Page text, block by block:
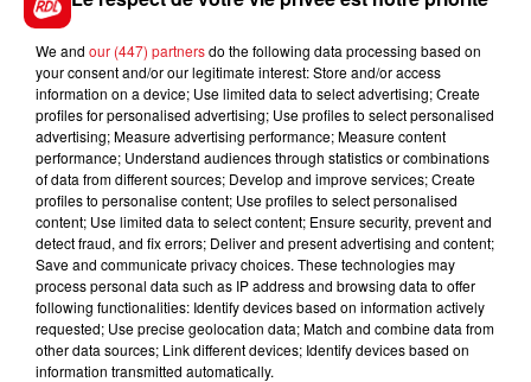
Avec le bon parcours et Raffin, il peut s'imniscer à
l'arrivée.
*********
En direct des pistes :
/
FILS D'ACTUS
We and our (447) partnersdo the following data processing based on
your consent and/or our legitimate interest: Store and/or access
information on a device; Use limited data to select advertising; Create
profiles for personalised advertising; Use profiles to select personalised
advertising; Measure advertising performance; Measure content
performance; Understand audiences through statistics or combinations
of data from different sources; Develop and improve services; Create
profiles to personalise content; Use profiles to select personalised
content; Use limited data to select content; Ensure security, prevent and
detect fraud, and fix errors; Deliver and present advertising and content;
Save and communicate privacy choices. These technologies may
process personal data such as IP address and browsing data to offer
following functionalities: Identify devices based on information actively
requested; Use precise geolocation data; Match and combine data from
other data sources; Link different devices; Identify devices based on
information transmitted automatically.